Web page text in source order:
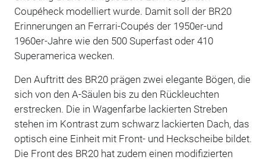
Coupéheck modelliert wurde. Damit soll der BR20
Erinnerungen an Ferrari-Coupés der 1950er-und
1960er-Jahre wie den 500 Superfast oder 410
Superamerica wecken.
Den Auftritt des BR20 prägen zwei elegante Bögen, die
sich von den A-Säulen bis zu den Rückleuchten
erstrecken. Die in Wagenfarbe lackierten Streben
stehen im Kontrast zum schwarz lackierten Dach, das
optisch eine Einheit mit Front- und Heckscheibe bildet.
Die Front des BR20 hat zudem einen modifizierten